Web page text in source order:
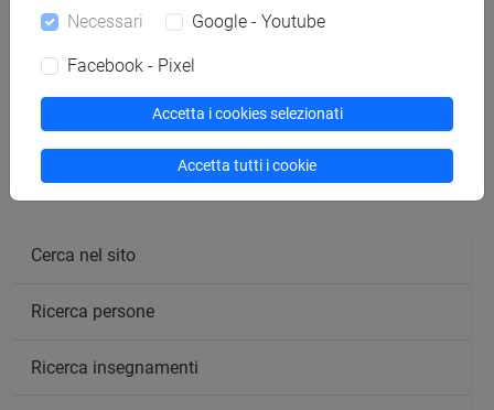
Struttura generale dell'insegnamento
FILOSOFIA DEL LINGUAGGIO I SP.
FILOSOFIA DEL LINGUAGGIO II
Cerca nel sito
Ricerca persone
Ricerca insegnamenti
Necessari Google - Youtube
Facebook - Pixel
Accetta i cookies selezionati
Accetta tutti i cookie